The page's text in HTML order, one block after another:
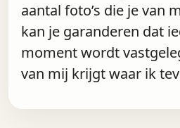
aantal foto’s die je van
kan je garanderen dat
moment wordt
van mij krijgt waar ik